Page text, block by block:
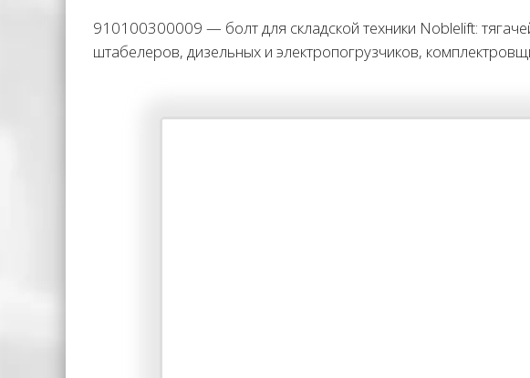
910100300009 — болт для складской техники Noblelift:
штабелеров, дизельных и электропогрузчиков,